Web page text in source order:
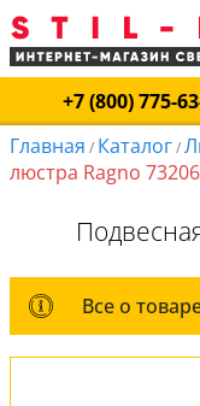
+7 (800) 775-
Главная / Каталог/
люстра Ragno
Все о
Все о